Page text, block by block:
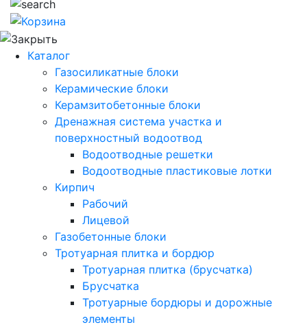
Каталог
Газосиликатные блоки
Керамические блоки
Керамзитобетонные блоки
Дренажная система участка и
поверхностный водоотвод
Водоотводные решетки
Водоотводные пластиковые лотки
Кирпич
Рабочий
Лицевой
Газобетонные блоки
Тротуарная плитка и бордюр
Тротуарная плитка (брусчатка)
Брусчатка
Тротуарные бордюры и дорожные
элементы